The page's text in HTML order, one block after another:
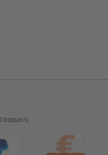
bequem